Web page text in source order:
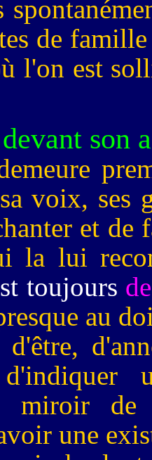
de
l'on est
son
voix, ses
et de
la lui
toujours
au
miroir de
une